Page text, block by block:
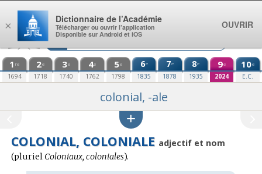
Aller au contenu
1 re
1694
2e
1718
3e
1740
4e
1762
5e
1798
6e
1835
7e
1878
8e
1935
9e
2024
10e
E.C.
colonial, -ale
COLONIAL, COLONIALE adjectif et nom
(pluriel Coloniaux, coloniales).
×
Dictionnaire de l’Académie
Télécharger ou ouvrir l’application
Disponible sur Android et iOS
OUVRIR